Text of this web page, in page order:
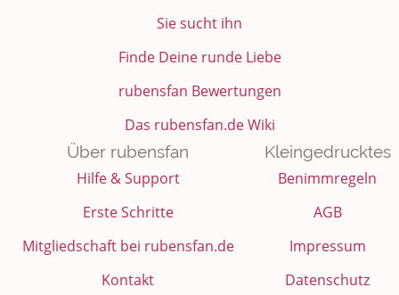
Sie sucht ihn
Finde Deine runde Liebe
rubensfan Bewertungen
Das rubensfan.de Wiki
Über rubensfan
Hilfe & Support
Erste Schritte
Mitgliedschaft bei rubensfan.de
Kontakt
Kleingedrucktes
Benimmregeln
AGB
Impressum
Datenschutz